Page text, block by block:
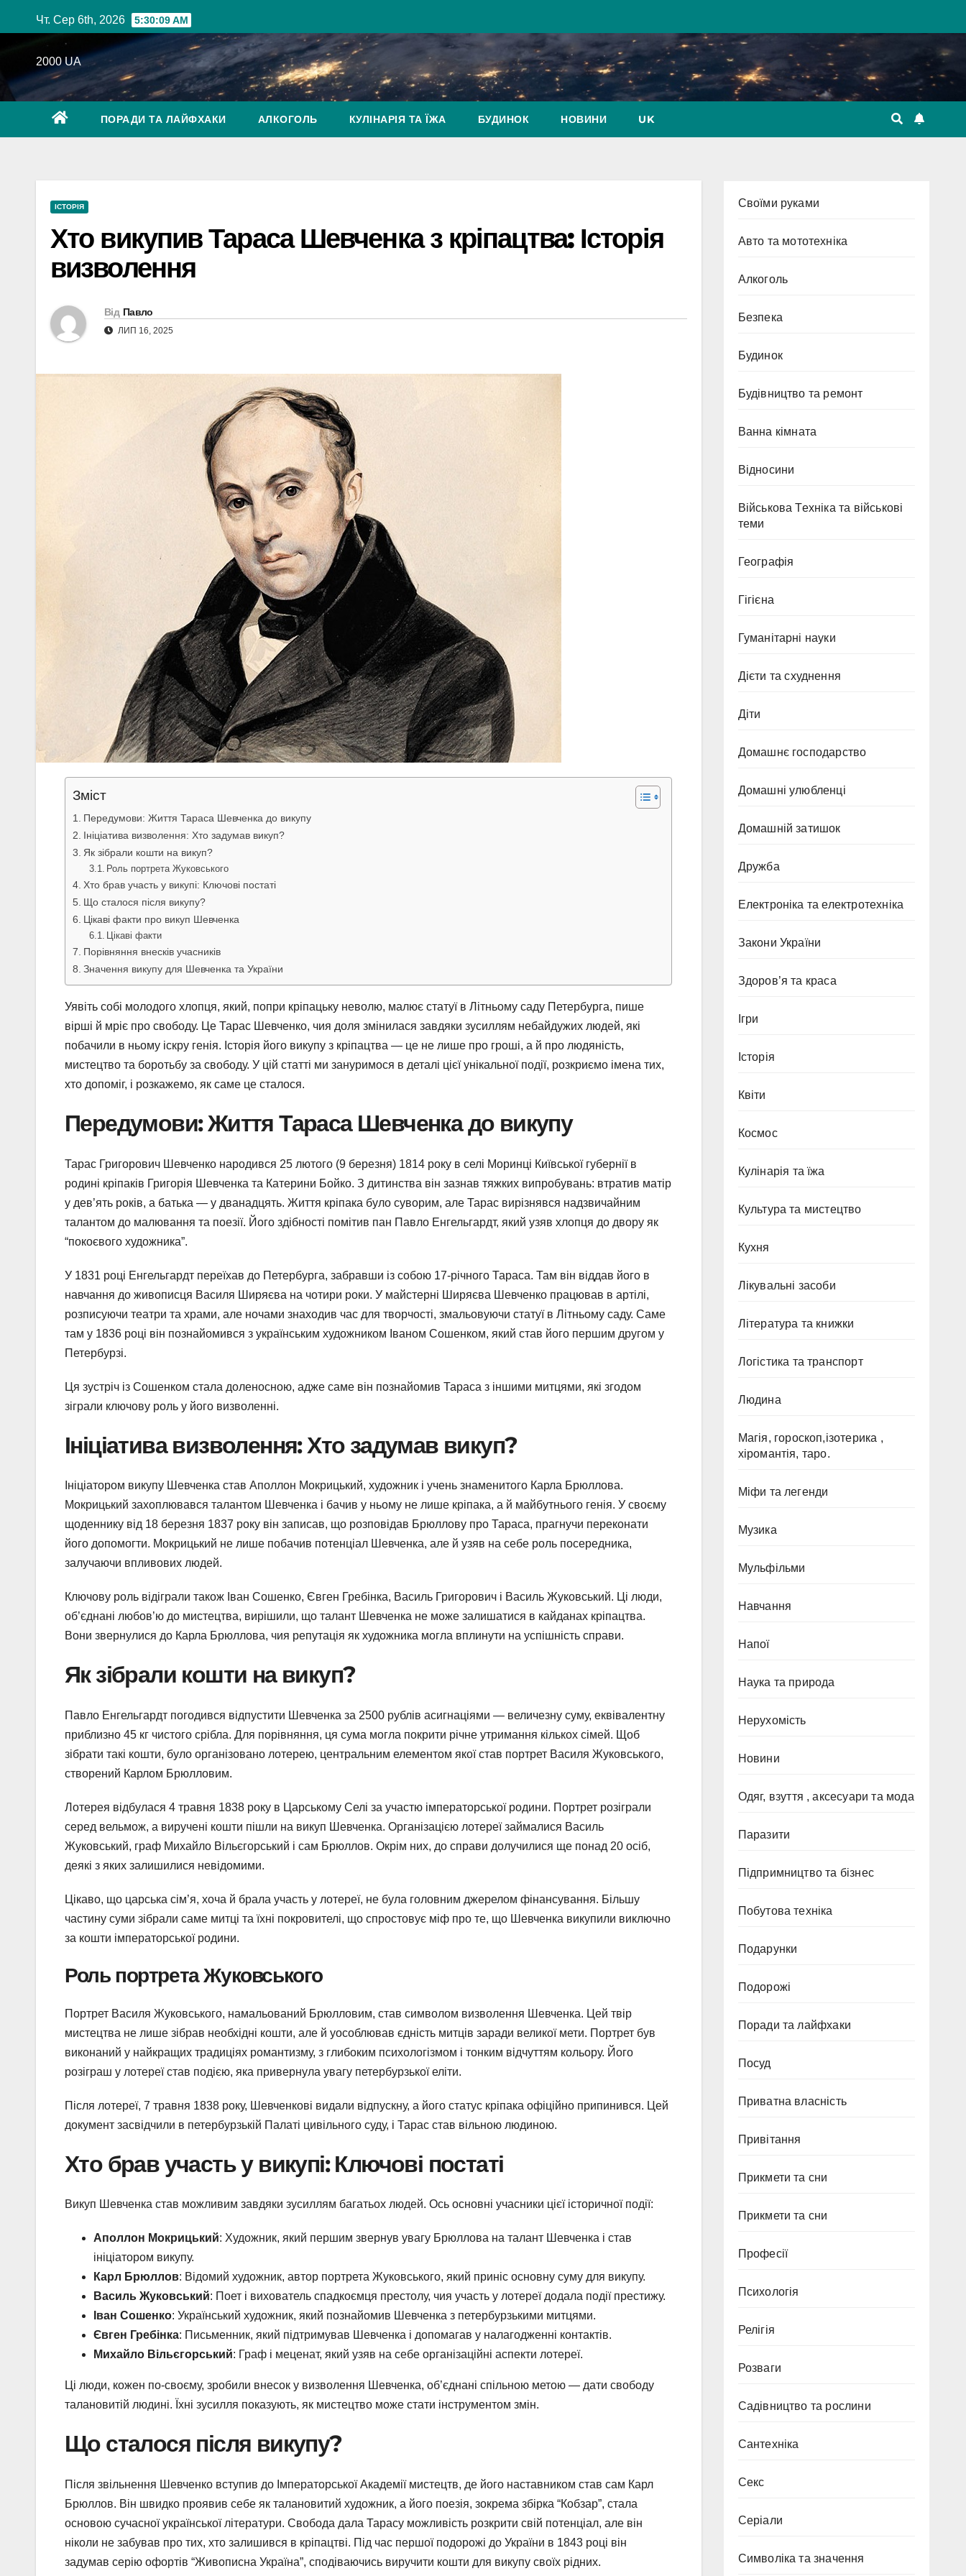
до
Чт. Сер 6th, 2026 5:30:10 AM
2000 UA
ПОРАДИ ТА ЛАЙФХАКИ АЛКОГОЛЬ КУЛІНАРІЯ ТА ЇЖА БУДИНОК НОВИНИ UK
ІСТОРІЯ
Хто викупив Тараса Шевченка з кріпацтва: Історія
визволення
Від Павло
ЛИП 16, 2025
Зміст
Передумови: Життя Тараса Шевченка до викупу
Ініціатива визволення: Хто задумав викуп?
Як зібрали кошти на викуп?
Роль портрета Жуковського
Хто брав участь у викупі: Ключові постаті
Що сталося після викупу?
Цікаві факти про викуп Шевченка
Цікаві факти
Порівняння внесків учасників
Значення викупу для Шевченка та України
Уявіть собі молодого хлопця, який, попри кріпацьку неволю, малює статуї в Літньому саду Петербурга, пише
вірші й мріє про свободу. Це Тарас Шевченко, чия доля змінилася завдяки зусиллям небайдужих людей, які
побачили в ньому іскру генія. Історія його викупу з кріпацтва — це не лише про гроші, а й про людяність,
мистецтво та боротьбу за свободу. У цій статті ми зануримося в деталі цієї унікальної події, розкриємо імена тих,
хто допоміг, і розкажемо, як саме це сталося.
Передумови: Життя Тараса Шевченка до викупу
Тарас Григорович Шевченко народився 25 лютого (9 березня) 1814 року в селі Моринці Київської губернії в
родині кріпаків Григорія Шевченка та Катерини Бойко. З дитинства він зазнав тяжких випробувань: втратив матір
у дев’ять років, а батька — у дванадцять. Життя кріпака було суворим, але Тарас вирізнявся надзвичайним
талантом до малювання та поезії. Його здібності помітив пан Павло Енгельгардт, який узяв хлопця до двору як
“покоєвого художника”.
У 1831 році Енгельгардт переїхав до Петербурга, забравши із собою 17-річного Тараса. Там він віддав його в
навчання до живописця Василя Ширяєва на чотири роки. У майстерні Ширяєва Шевченко працював в артілі,
розписуючи театри та храми, але ночами знаходив час для творчості, змальовуючи статуї в Літньому саду. Саме
там у 1836 році він познайомився з українським художником Іваном Сошенком, який став його першим другом у
Петербурзі.
Ця зустріч із Сошенком стала доленосною, адже саме він познайомив Тараса з іншими митцями, які згодом
зіграли ключову роль у його визволенні.
Ініціатива визволення: Хто задумав викуп?
Ініціатором викупу Шевченка став Аполлон Мокрицький, художник і учень знаменитого Карла Брюллова.
Мокрицький захоплювався талантом Шевченка і бачив у ньому не лише кріпака, а й майбутнього генія. У своєму
щоденнику від 18 березня 1837 року він записав, що розповідав Брюллову про Тараса, прагнучи переконати
його допомогти. Мокрицький не лише побачив потенціал Шевченка, але й узяв на себе роль посередника,
залучаючи впливових людей.
Ключову роль відіграли також Іван Сошенко, Євген Гребінка, Василь Григорович і Василь Жуковський. Ці люди,
об’єднані любов’ю до мистецтва, вирішили, що талант Шевченка не може залишатися в кайданах кріпацтва.
Вони звернулися до Карла Брюллова, чия репутація як художника могла вплинути на успішність справи.
Як зібрали кошти на викуп?
Павло Енгельгардт погодився відпустити Шевченка за 2500 рублів асигнаціями — величезну суму, еквівалентну
приблизно 45 кг чистого срібла. Для порівняння, ця сума могла покрити річне утримання кількох сімей. Щоб
зібрати такі кошти, було організовано лотерею, центральним елементом якої став портрет Василя Жуковського,
створений Карлом Брюлловим.
Лотерея відбулася 4 травня 1838 року в Царському Селі за участю імператорської родини. Портрет розіграли
серед вельмож, а виручені кошти пішли на викуп Шевченка. Організацією лотереї займалися Василь
Жуковський, граф Михайло Вільєгорський і сам Брюллов. Окрім них, до справи долучилися ще понад 20 осіб,
деякі з яких залишилися невідомими.
Цікаво, що царська сім’я, хоча й брала участь у лотереї, не була головним джерелом фінансування. Більшу
частину суми зібрали саме митці та їхні покровителі, що спростовує міф про те, що Шевченка викупили виключно
за кошти імператорської родини.
Роль портрета Жуковського
Портрет Василя Жуковського, намальований Брюлловим, став символом визволення Шевченка. Цей твір
мистецтва не лише зібрав необхідні кошти, але й уособлював єдність митців заради великої мети. Портрет був
виконаний у найкращих традиціях романтизму, з глибоким психологізмом і тонким відчуттям кольору. Його
розіграш у лотереї став подією, яка привернула увагу петербурзької еліти.
Після лотереї, 7 травня 1838 року, Шевченкові видали відпускну, а його статус кріпака офіційно припинився. Цей
документ засвідчили в петербурзькій Палаті цивільного суду, і Тарас став вільною людиною.
Хто брав участь у викупі: Ключові постаті
Викуп Шевченка став можливим завдяки зусиллям багатьох людей. Ось основні учасники цієї історичної події:
Аполлон Мокрицький: Художник, який першим звернув увагу Брюллова на талант Шевченка і став
ініціатором викупу.
Карл Брюллов: Відомий художник, автор портрета Жуковського, який приніс основну суму для викупу.
Василь Жуковський: Поет і вихователь спадкоємця престолу, чия участь у лотереї додала події престижу.
Іван Сошенко: Український художник, який познайомив Шевченка з петербурзькими митцями.
Євген Гребінка: Письменник, який підтримував Шевченка і допомагав у налагодженні контактів.
Михайло Вільєгорський: Граф і меценат, який узяв на себе організаційні аспекти лотереї.
Ці люди, кожен по-своєму, зробили внесок у визволення Шевченка, об’єднані спільною метою — дати свободу
талановитій людині. Їхні зусилля показують, як мистецтво може стати інструментом змін.
Що сталося після викупу?
Після звільнення Шевченко вступив до Імператорської Академії мистецтв, де його наставником став сам Карл
Брюллов. Він швидко проявив себе як талановитий художник, а його поезія, зокрема збірка “Кобзар”, стала
основою сучасної української літератури. Свобода дала Тарасу можливість розкрити свій потенціал, але він
ніколи не забував про тих, хто залишився в кріпацтві. Під час першої подорожі до України в 1843 році він
задумав серію офортів “Живописна Україна”, сподіваючись виручити кошти для викупу своїх рідних.
Cвоїми руками
Авто та мототехніка
Алкоголь
Безпека
Будинок
Будівництво та ремонт
Ванна кімната
Відносини
Військова Техніка та військові
теми
Географія
Гігієна
Гуманітарні науки
Дієти та схуднення
Діти
Домашнє господарство
Домашні улюбленці
Домашній затишок
Дружба
Електроніка та електротехніка
Закони України
Здоров’я та краса
Ігри
Історія
Квіти
Космос
Кулінарія та їжа
Культура та мистецтво
Кухня
Лікувальні засоби
Література та книжки
Логістика та транспорт
Людина
Магія, гороскоп,ізотерика ,
хіромантія, таро.
Міфи та легенди
Музика
Мульфільми
Навчання
Напої
Наука та природа
Нерухомість
Новини
Одяг, взуття , аксесуари та мода
Паразити
Підпримництво та бізнес
Побутова техніка
Подарунки
Подорожі
Поради та лайфхаки
Посуд
Приватна власність
Привітання
Прикмети та сни
Прикмети та сни
Професії
Психологія
Релігія
Розваги
Садівництво та рослини
Сантехніка
Секс
Серіали
Символіка та значення